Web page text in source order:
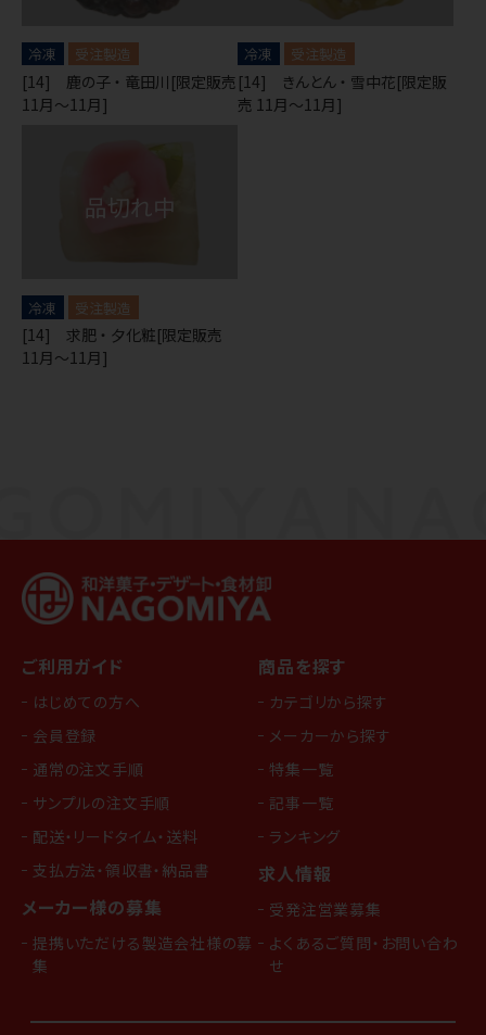
冷凍 受注製造
[14] 鹿の子 ・ 竜田川[限定販売
11月～11月]
冷凍 受注製造
[14] きんとん ・ 雪中花[限定販
売 11月～11月]
冷凍 受注製造
[14] 求肥 ・ 夕化粧[限定販売
11月～11月]
ご利用ガイド
はじめての方へ
会員登録
通常の注文手順
サンプルの注文手順
配送・リードタイム・送料
支払方法・領収書・納品書
メーカー様の募集
提携いただける製造会社様の募
集
商品を探す
カテゴリから探す
メーカーから探す
特集一覧
記事一覧
ランキング
求人情報
受発注営業募集
よくあるご質問・お問い合わ
せ